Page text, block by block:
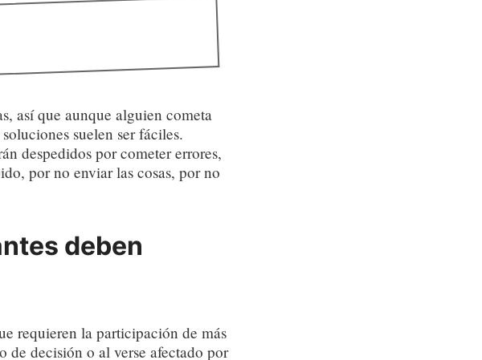
así que aunque alguien cometa
suelen ser fáciles.
despedidos por cometer errores,
por no enviar las cosas, por no
deben
requieren la participación de más
de decisión o al verse afectado por